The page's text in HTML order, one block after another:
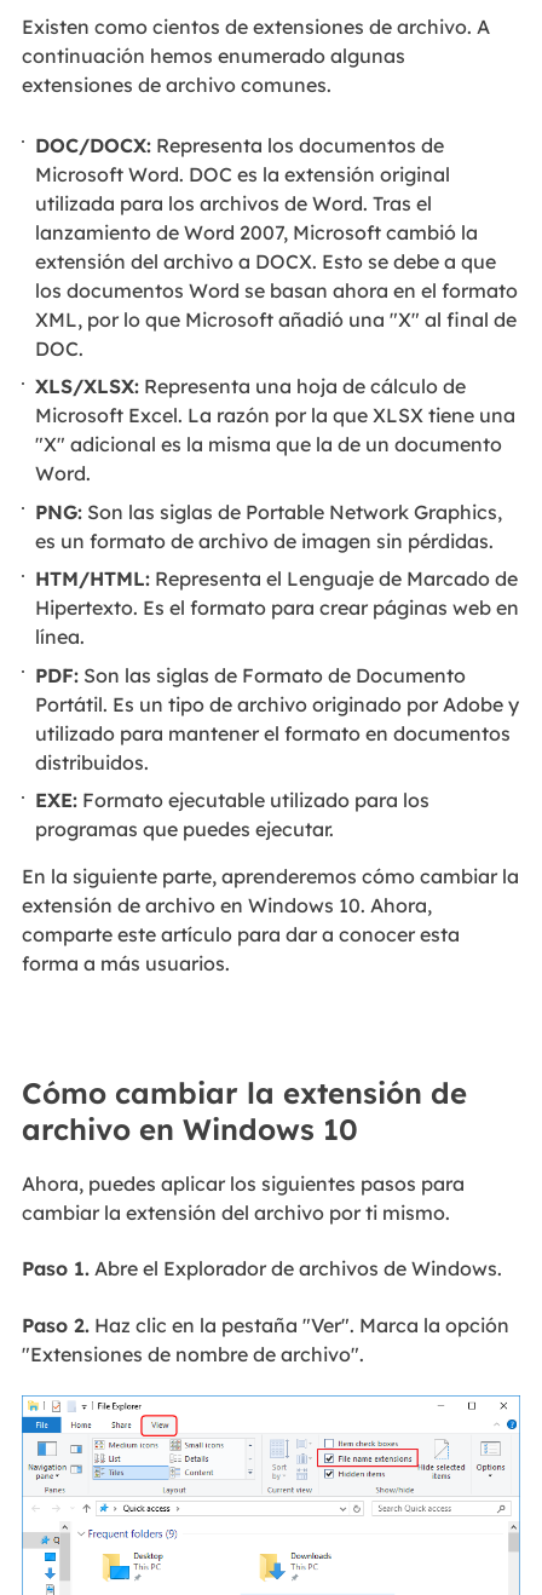
Existen como cientos de extensiones de archivo. A
continuación hemos enumerado algunas
extensiones de archivo comunes.
DOC/DOCX: Representa los documentos de
Microsoft Word. DOC es la extensión original
utilizada para los archivos de Word. Tras el
lanzamiento de Word 2007, Microsoft cambió la
extensión del archivo a DOCX. Esto se debe a que
los documentos Word se basan ahora en el formato
XML, por lo que Microsoft añadió una "X" al final de
DOC.
XLS/XLSX: Representa una hoja de cálculo de
Microsoft Excel. La razón por la que XLSX tiene una
"X" adicional es la misma que la de un documento
Word.
PNG: Son las siglas de Portable Network Graphics,
es un formato de archivo de imagen sin pérdidas.
HTM/HTML: Representa el Lenguaje de Marcado de
Hipertexto. Es el formato para crear páginas web en
línea.
PDF: Son las siglas de Formato de Documento
Portátil. Es un tipo de archivo originado por Adobe y
utilizado para mantener el formato en documentos
distribuidos.
EXE: Formato ejecutable utilizado para los
programas que puedes ejecutar.
En la siguiente parte, aprenderemos cómo cambiar la
extensión de archivo en Windows 10. Ahora,
comparte este artículo para dar a conocer esta
forma a más usuarios.
Cómo cambiar la extensión de
archivo en Windows 10
Ahora, puedes aplicar los siguientes pasos para
cambiar la extensión del archivo por ti mismo.
Paso 1.Abre el Explorador de archivos de Windows.
Paso 2.Haz clic en la pestaña "Ver". Marca la opción
"Extensiones de nombre de archivo".